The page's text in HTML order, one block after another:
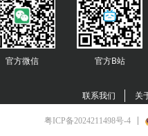
官方B站
官方微信
联系我们 关
粤ICP备2024211498号-4